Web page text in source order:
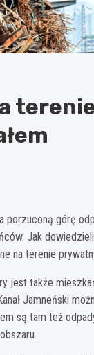
porzuconą górę
Jak
na terenie
jest także
Jamneński
są tam też